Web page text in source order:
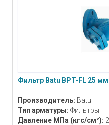
Фильтр Batu BPT-FL 25 мм
Производитель: Batu
Тип арматуры: Фильтры
Давление МПа (кгс/см²):